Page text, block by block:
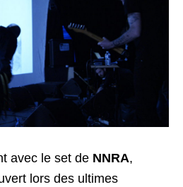
avec le set de NNRA,
lors des ultimes